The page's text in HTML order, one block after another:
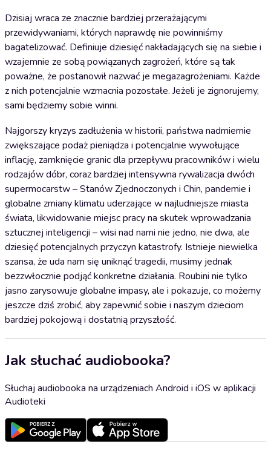
Dzisiaj wraca ze znacznie bardziej przerażającymi
przewidywaniami, których naprawdę nie powinniśmy
bagatelizować. Definiuje dziesięć nakładających się na siebie i
wzajemnie ze sobą powiązanych zagrożeń, które są tak
poważne, że postanowił nazwać je megazagrożeniami. Każde
z nich potencjalnie wzmacnia pozostałe. Jeżeli je zignorujemy,
sami będziemy sobie winni.
Najgorszy kryzys zadłużenia w historii, państwa nadmiernie
zwiększające podaż pieniądza i potencjalnie wywołujące
inflację, zamknięcie granic dla przepływu pracowników i wielu
rodzajów dóbr, coraz bardziej intensywna rywalizacja dwóch
supermocarstw – Stanów Zjednoczonych i Chin, pandemie i
globalne zmiany klimatu uderzające w najludniejsze miasta
świata, likwidowanie miejsc pracy na skutek wprowadzania
sztucznej inteligencji – wisi nad nami nie jedno, nie dwa, ale
dziesięć potencjalnych przyczyn katastrofy. Istnieje niewielka
szansa, że uda nam się uniknąć tragedii, musimy jednak
bezzwłocznie podjąć konkretne działania. Roubini nie tylko
jasno zarysowuje globalne impasy, ale i pokazuje, co możemy
jeszcze dziś zrobić, aby zapewnić sobie i naszym dzieciom
bardziej pokojową i dostatnią przyszłość.
Jak słuchać audiobooka?
Słuchaj audiobooka na urządzeniach Android i iOS w aplikacji
Audioteki